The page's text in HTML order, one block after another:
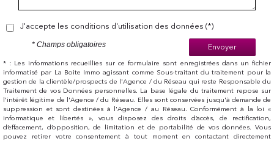
J'accepte les conditions d'utilisation des données (*)
Envoyer
* Champs obligatoires
* : Les informations recueillies sur ce formulaire sont enregistrées dans un fichier
informatisé par La Boite Immo agissant comme Sous-traitant du traitement pour la
gestion de la clientèle/prospects de l'Agence / du Réseau qui reste Responsable du
Traitement de vos Données personnelles. La base légale du traitement repose sur
l'intérêt légitime de l'Agence / du Réseau. Elles sont conservées jusqu'à demande de
suppression et sont destinées à l'Agence / au Réseau. Conformément à la loi «
informatique et libertés », vous disposez des droits d’accès, de rectification,
d’effacement, d’opposition, de limitation et de portabilité de vos données. Vous
pouvez retirer votre consentement à tout moment en contactant directement